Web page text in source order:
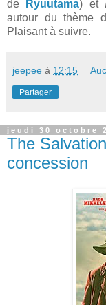
de
Ryuutama) et
autour du thème
Plaisant à suivre.
jeepee à 12:15
Partager
jeudi 30 octobre
The
concession